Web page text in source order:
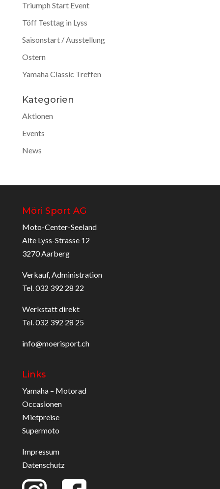
Triumph Start Event
Töff Testtag in Lyss
Saisonstart / Ausstellung
Ostern
Yamaha Classic Treffen
Kategorien
Aktionen
Events
News
Möri Sport AG
Moto-Center-Seeland
Alte Lyss-Strasse 12
3270 Aarberg
Verkauf, Administration
Tel. 032 392 28 22
Werkstatt direkt
Tel. 032 392 28 25
info@moerisport.ch
Links
Yamaha – Motorad
Occasionen
Mietpreise
Supermoto
Impressum
Datenschutz